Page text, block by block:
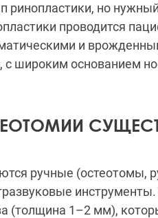
ринопластики, но
проводится
и
с широким основанием
ручные (остеотомы,
(толщина 1–2 мм),